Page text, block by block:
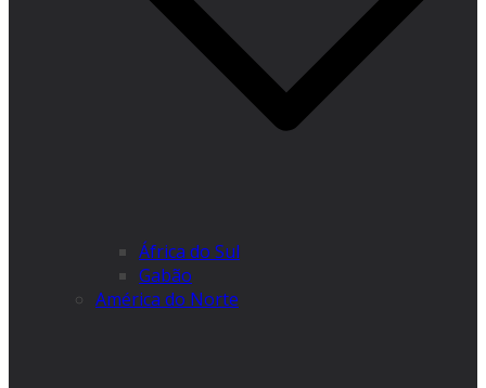
África do Sul
Gabão
América do Norte